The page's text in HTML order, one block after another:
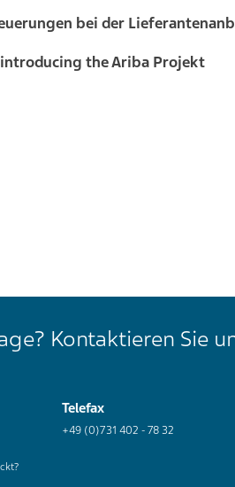
bei der
the Ariba Projekt
Kontaktieren Sie
Telefax
+49 (0)731 402 - 78 32